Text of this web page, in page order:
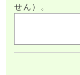
せん）。